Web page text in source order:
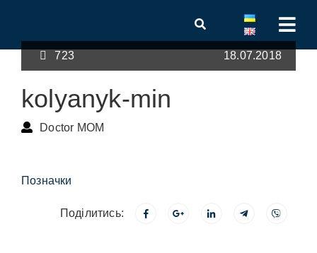
723 18.07.2018
kolyanyk-min
Doctor MOM
Позначки
Поділитись: